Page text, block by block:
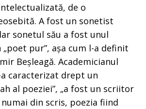
de o
A fost un sonetist
sonetul său a fost unul
pur”, așa cum l-a definit
Beșleagă. Academicianul
caracterizat drept un
al poeziei”, „a fost un scriitor
din scris, poezia fiind